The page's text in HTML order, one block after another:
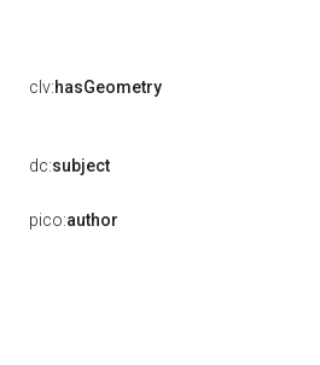
clv:hasGeometry
dc:subject
pico:author